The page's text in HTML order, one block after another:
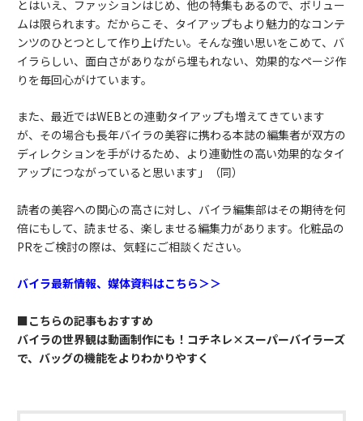
とはいえ、ファッションはじめ、他の特集もあるので、ボリュー
ムは限られます。だからこそ、タイアップもより魅力的なコンテ
ンツのひとつとして作り上げたい。そんな強い思いをこめて、バ
イラらしい、面白さがありながら埋もれない、効果的なページ作
りを毎回心がけています。
また、最近ではWEBとの連動タイアップも増えてきています
が、その場合も長年バイラの美容に携わる本誌の編集者が双方の
ディレクションを手がけるため、より連動性の高い効果的なタイ
アップにつながっていると思います」（同）
読者の美容への関心の高さに対し、バイラ編集部はその期待を何
倍にもして、読ませる、楽しませる編集力があります。化粧品の
PRをご検討の際は、気軽にご相談ください。
バイラ最新情報、媒体資料はこちら＞＞
■こちらの記事もおすすめ
バイラの世界観は動画制作にも！コチネレ×スーパーバイラーズ
で、バッグの機能をよりわかりやすく